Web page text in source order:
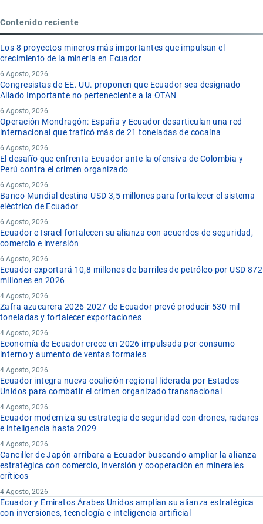
Contenido reciente
Los 8 proyectos mineros más importantes que impulsan el
crecimiento de la minería en Ecuador
6 Agosto, 2026
Congresistas de EE. UU. proponen que Ecuador sea designado
Aliado Importante no perteneciente a la OTAN
6 Agosto, 2026
Operación Mondragón: España y Ecuador desarticulan una red
internacional que traficó más de 21 toneladas de cocaína
6 Agosto, 2026
El desafío que enfrenta Ecuador ante la ofensiva de Colombia y
Perú contra el crimen organizado
6 Agosto, 2026
Banco Mundial destina USD 3,5 millones para fortalecer el sistema
eléctrico de Ecuador
6 Agosto, 2026
Ecuador e Israel fortalecen su alianza con acuerdos de seguridad,
comercio e inversión
6 Agosto, 2026
Ecuador exportará 10,8 millones de barriles de petróleo por USD 872
millones en 2026
4 Agosto, 2026
Zafra azucarera 2026-2027 de Ecuador prevé producir 530 mil
toneladas y fortalecer exportaciones
4 Agosto, 2026
Economía de Ecuador crece en 2026 impulsada por consumo
interno y aumento de ventas formales
4 Agosto, 2026
Ecuador integra nueva coalición regional liderada por Estados
Unidos para combatir el crimen organizado transnacional
4 Agosto, 2026
Ecuador moderniza su estrategia de seguridad con drones, radares
e inteligencia hasta 2029
4 Agosto, 2026
Canciller de Japón arribara a Ecuador buscando ampliar la alianza
estratégica con comercio, inversión y cooperación en minerales
críticos
4 Agosto, 2026
Ecuador y Emiratos Árabes Unidos amplían su alianza estratégica
con inversiones, tecnología e inteligencia artificial